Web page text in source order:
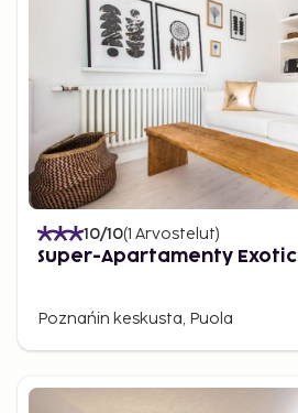
10/10(1 Arvostelut)
Super-Apartamenty Exotic
Poznańin keskusta, Puola